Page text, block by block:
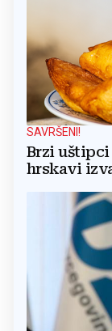
SAVRŠENI!
Brzi uštipci
hrskavi